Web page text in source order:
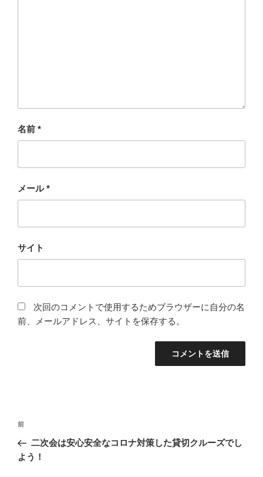
名前 *
メール*
サイト
次回のコメントで使用するためブラウザーに自分の名
前、メールアドレス、サイトを保存する。
投
ナ
前
の
投
前
二次会は安心安全なコロナ対策した貸切クルーズでし
よう！